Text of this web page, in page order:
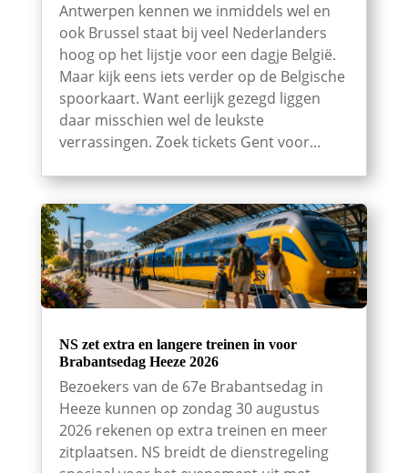
Antwerpen kennen we inmiddels wel en
ook Brussel staat bij veel Nederlanders
hoog op het lijstje voor een dagje België.
Maar kijk eens iets verder op de Belgische
spoorkaart. Want eerlijk gezegd liggen
daar misschien wel de leukste
verrassingen. Zoek tickets Gent voor...
NS zet extra en langere treinen in voor
Brabantsedag Heeze 2026
Bezoekers van de 67e Brabantsedag in
Heeze kunnen op zondag 30 augustus
2026 rekenen op extra treinen en meer
zitplaatsen. NS breidt de dienstregeling